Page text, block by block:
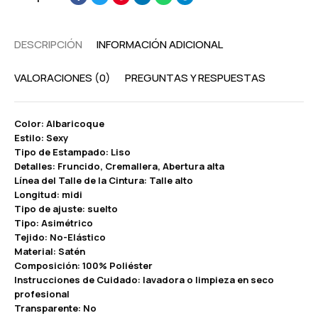
DESCRIPCIÓN INFORMACIÓN ADICIONAL
VALORACIONES (0) PREGUNTAS Y RESPUESTAS
Color: Albaricoque
Estilo: Sexy
Tipo de Estampado: Liso
Detalles: Fruncido, Cremallera, Abertura alta
Línea del Talle de la Cintura: Talle alto
Longitud: midi
Tipo de ajuste: suelto
Tipo: Asimétrico
Tejido: No-Elástico
Material: Satén
Composición: 100% Poliéster
Instrucciones de Cuidado: lavadora o limpieza en seco
profesional
Transparente: No